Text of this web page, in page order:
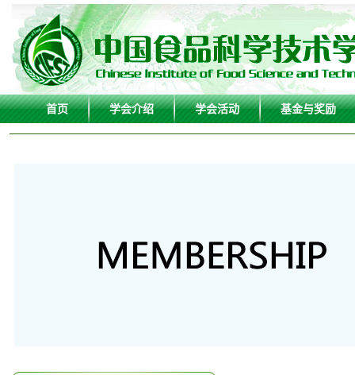
首页 学会介绍 学会活动 基金与奖励